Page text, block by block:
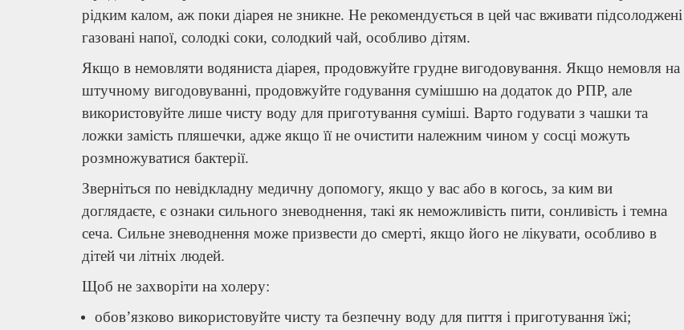
рідким калом, аж поки діарея не зникне. Не рекомендується в цей час вживати підсолоджені
газовані напої, солодкі соки, солодкий чай, особливо дітям.
Якщо в немовляти водяниста діарея, продовжуйте грудне вигодовування. Якщо немовля на
штучному вигодовуванні, продовжуйте годування сумішшю на додаток до РПР, але
використовуйте лише чисту воду для приготування суміші. Варто годувати з чашки та
ложки замість пляшечки, адже якщо її не очистити належним чином у сосці можуть
розмножуватися бактерії.
Зверніться по невідкладну медичну допомогу, якщо у вас або в когось, за ким ви
доглядаєте, є ознаки сильного зневоднення, такі як неможливість пити, сонливість і темна
сеча. Сильне зневоднення може призвести до смерті, якщо його не лікувати, особливо в
дітей чи літніх людей.
Щоб не захворіти на холеру:
обов’язково використовуйте чисту та безпечну воду для пиття і приготування їжі;